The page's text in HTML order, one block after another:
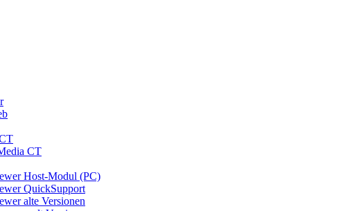
CT
Host-Modul (PC)
QuickSupport
alte Versionen